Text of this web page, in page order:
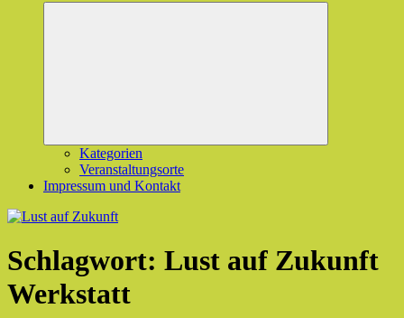
Kategorien
Veranstaltungsorte
Impressum und Kontakt
Schlagwort: Lust auf Zukunft
Werkstatt